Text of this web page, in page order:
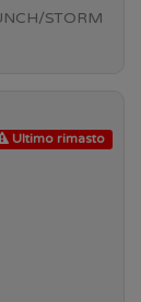
STORM
Ultimo rimasto